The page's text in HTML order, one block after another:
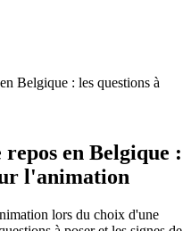
Belgique : les questions à
en Belgique :
l'animation
lors du choix d'une